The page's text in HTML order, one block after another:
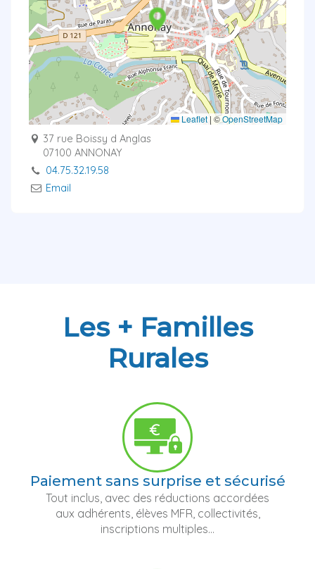
Leaflet| ©OpenStreetMap
37 rue Boissy d Anglas
07100 ANNONAY
04.75.32.19.58
Email
Les + Familles
Rurales
Paiement sans surprise et sécurisé
Tout inclus, avec des réductions accordées
aux adhérents, élèves MFR, collectivités,
inscriptions multiples...